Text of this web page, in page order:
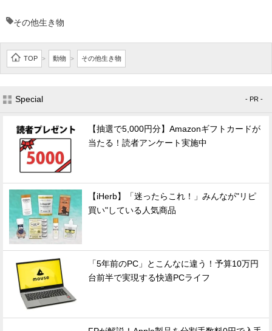
その他生き物
TOP > 動物 > その他生き物
Special - PR -
【抽選で5,000円分】Amazonギフトカードが
当たる！読者アンケート実施中
【iHerb】「迷ったらこれ！」みんなが"リピ
買い"している人気商品
「5年前のPC」とこんなに違う！予算10万円
台前半で実現する快適PCライフ